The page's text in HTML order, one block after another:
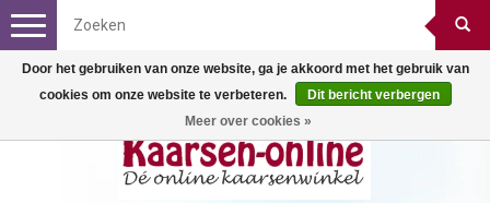
Toggle
navigation
Door het gebruiken van onze website, ga je akkoord met het gebruik van
cookies om onze website te verbeteren.
Dit bericht verbergen
Meer over cookies »